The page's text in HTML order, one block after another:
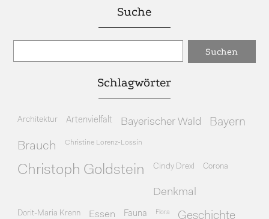
Suche
Schlagwörter
Architektur Artenvielfalt Bayerischer Wald Bayern
Brauch Christine Lorenz-Lossin
Christoph Goldstein Cindy Drexl Corona
Denkmal
Dorit-Maria Krenn Essen Fauna Flora Geschichte